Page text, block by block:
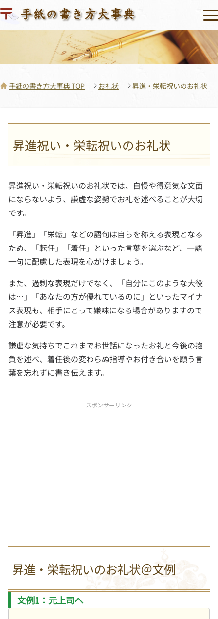
手紙の書き方大事典 TOP お礼状 昇進・栄転祝いのお礼状
昇進祝い・栄転祝いのお礼状
昇進祝い・栄転祝いのお礼状では、自慢や得意気な文面
にならないよう、謙虚な姿勢でお礼を述べることが大切
です。
「昇進」「栄転」などの語句は自らを称える表現となる
ため、「転任」「着任」といった言葉を選ぶなど、一語
一句に配慮した表現を心がけましょう。
また、過剰な表現だけでなく、「自分にこのような大役
は…」「あなたの方が優れているのに」といったマイナ
ス表現も、相手にとって嫌味になる場合がありますので
注意が必要です。
謙虚な気持ちでこれまでお世話になったお礼と今後の抱
負を述べ、着任後の変わらぬ指導やお付き合いを願う言
葉を忘れずに書き伝えます。
スポンサーリンク
昇進・栄転祝いのお礼状＠文例
文例1：元上司へ